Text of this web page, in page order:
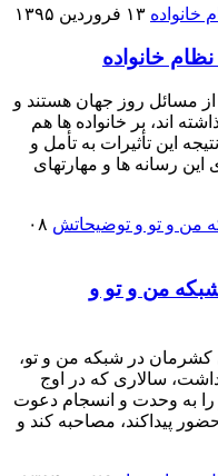
۱۳ فروردین ۱۳۹۵
خانواده
مسائل روز جهان هستند و
اند، بر خانواده ها هم
این تأثیرات به تأمل و
این رسانه ها و مهارتهای
۰۸
من و تو و
کشرمان در شبکه من و تو،
سالاری که در اوج
را به وحدت و انسجام دعوت
پیداکند، مصاحبه کند و